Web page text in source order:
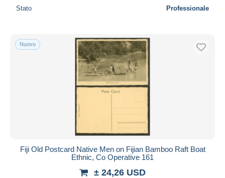
Stato Professionale
Nuovo
Fiji Old Postcard Native Men on Fijian Bamboo Raft Boat
Ethnic, Co Operative 161
± 24,26 USD